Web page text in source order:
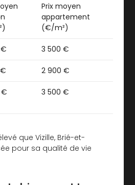
Prix moyen
appartement
(€/m²)
3 500 €
2 900 €
€ 3 500 €
que Vizille, Brié-et-
pour sa qualité de vie